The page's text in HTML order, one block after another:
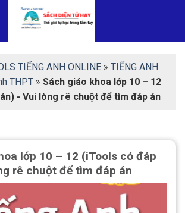
TIẾNG ANH ONLINE » TIẾNG ANH
THPT » Sách giáo khoa lớp 10 – 12
- Vui lòng rê chuột để tìm đáp án
lớp 10 – 12 (iTools có đáp
rê chuột để tìm đáp án